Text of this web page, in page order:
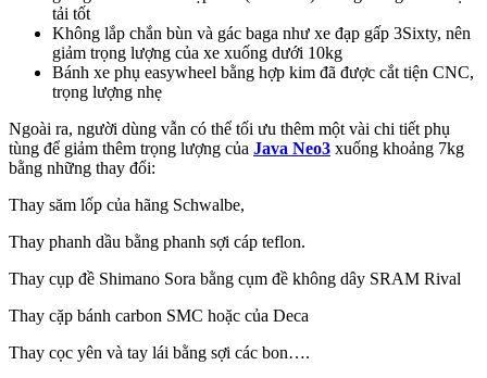
tải tốt
Không lắp chắn bùn và gác baga như xe đạp gấp 3Sixty, nên
giảm trọng lượng của xe xuống dưới 10kg
Bánh xe phụ easywheel bằng hợp kim đã được cắt tiện CNC,
trọng lượng nhẹ
Ngoài ra, người dùng vẫn có thể tối ưu thêm một vài chi tiết phụ
tùng để giảm thêm trọng lượng của Java Neo3 xuống khoảng 7kg
bằng những thay đổi:
Thay săm lốp của hãng Schwalbe,
Thay phanh dầu bằng phanh sợi cáp teflon.
Thay cụp đề Shimano Sora bằng cụm đề không dây SRAM Rival
Thay cặp bánh carbon SMC hoặc của Deca
Thay cọc yên và tay lái bằng sợi các bon….